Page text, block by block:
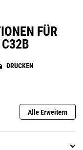
FÜR
DRUCKEN
Alle Erweitern